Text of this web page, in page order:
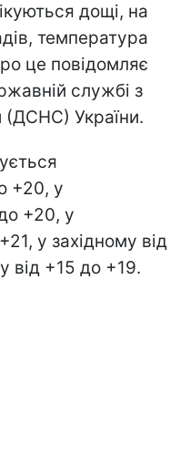
дощі, на
температура
це повідомляє
службі з
(ДСНС) України.
+20, у
+20, у
у західному від
від +15 до +19.